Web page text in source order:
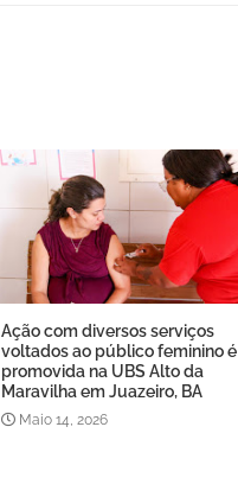
Ação com diversos serviços
voltados ao público feminino é
promovida na UBS Alto da
Maravilha em Juazeiro, BA
Maio 14, 2026